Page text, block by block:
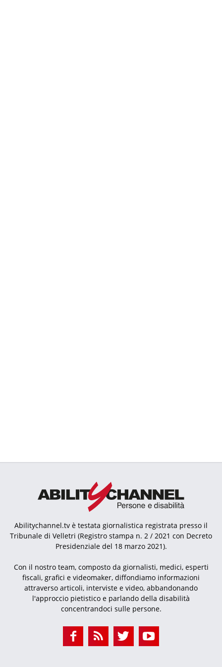
Abilitychannel.tv è testata giornalistica registrata presso il
Tribunale di Velletri (Registro stampa n. 2 / 2021 con Decreto
Presidenziale del 18 marzo 2021).
Con il nostro team, composto da giornalisti, medici, esperti
fiscali, grafici e videomaker, diffondiamo informazioni
attraverso articoli, interviste e video, abbandonando
l'approccio pietistico e parlando della disabilità
concentrandoci sulle persone.